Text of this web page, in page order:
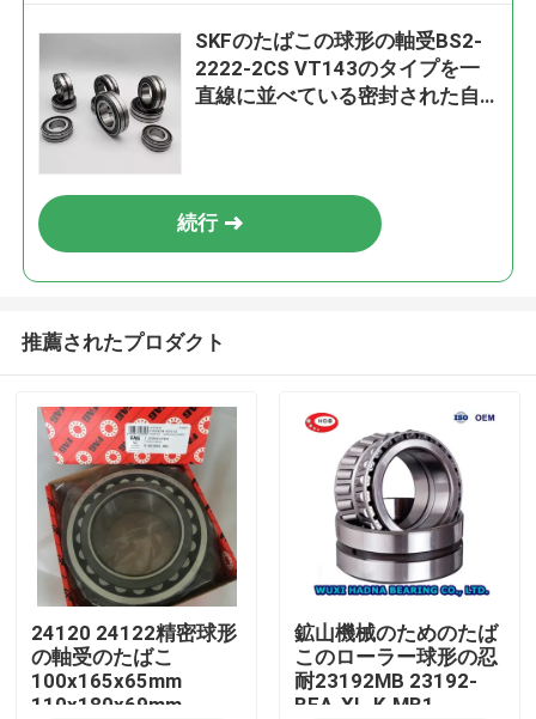
SKFのたばこの球形の軸受BS2-
2222-2CS VT143のタイプを一
直線に並べている密封された自
続行
推薦されたプロダクト
24120 24122精密球形
の軸受のたばこ
100x165x65mm
110x180x69mm
鉱山機械のためのたば
このローラー球形の忍
耐23192MB 23192-
BEA-XL-K-MB1